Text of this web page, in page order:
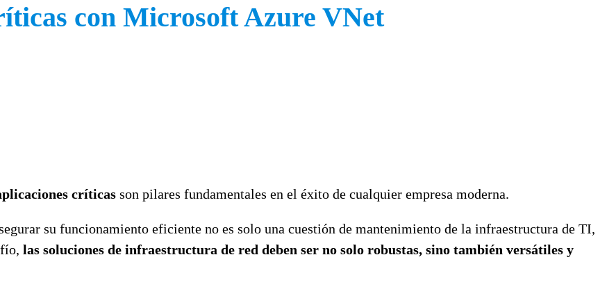
con Microsoft Azure VNet
críticas son pilares fundamentales en el éxito de cualquier empresa moderna.
su funcionamiento eficiente no es solo una cuestión de mantenimiento de la infraestructura de TI,
las soluciones de infraestructura de red deben ser no solo robustas, sino también versátiles y